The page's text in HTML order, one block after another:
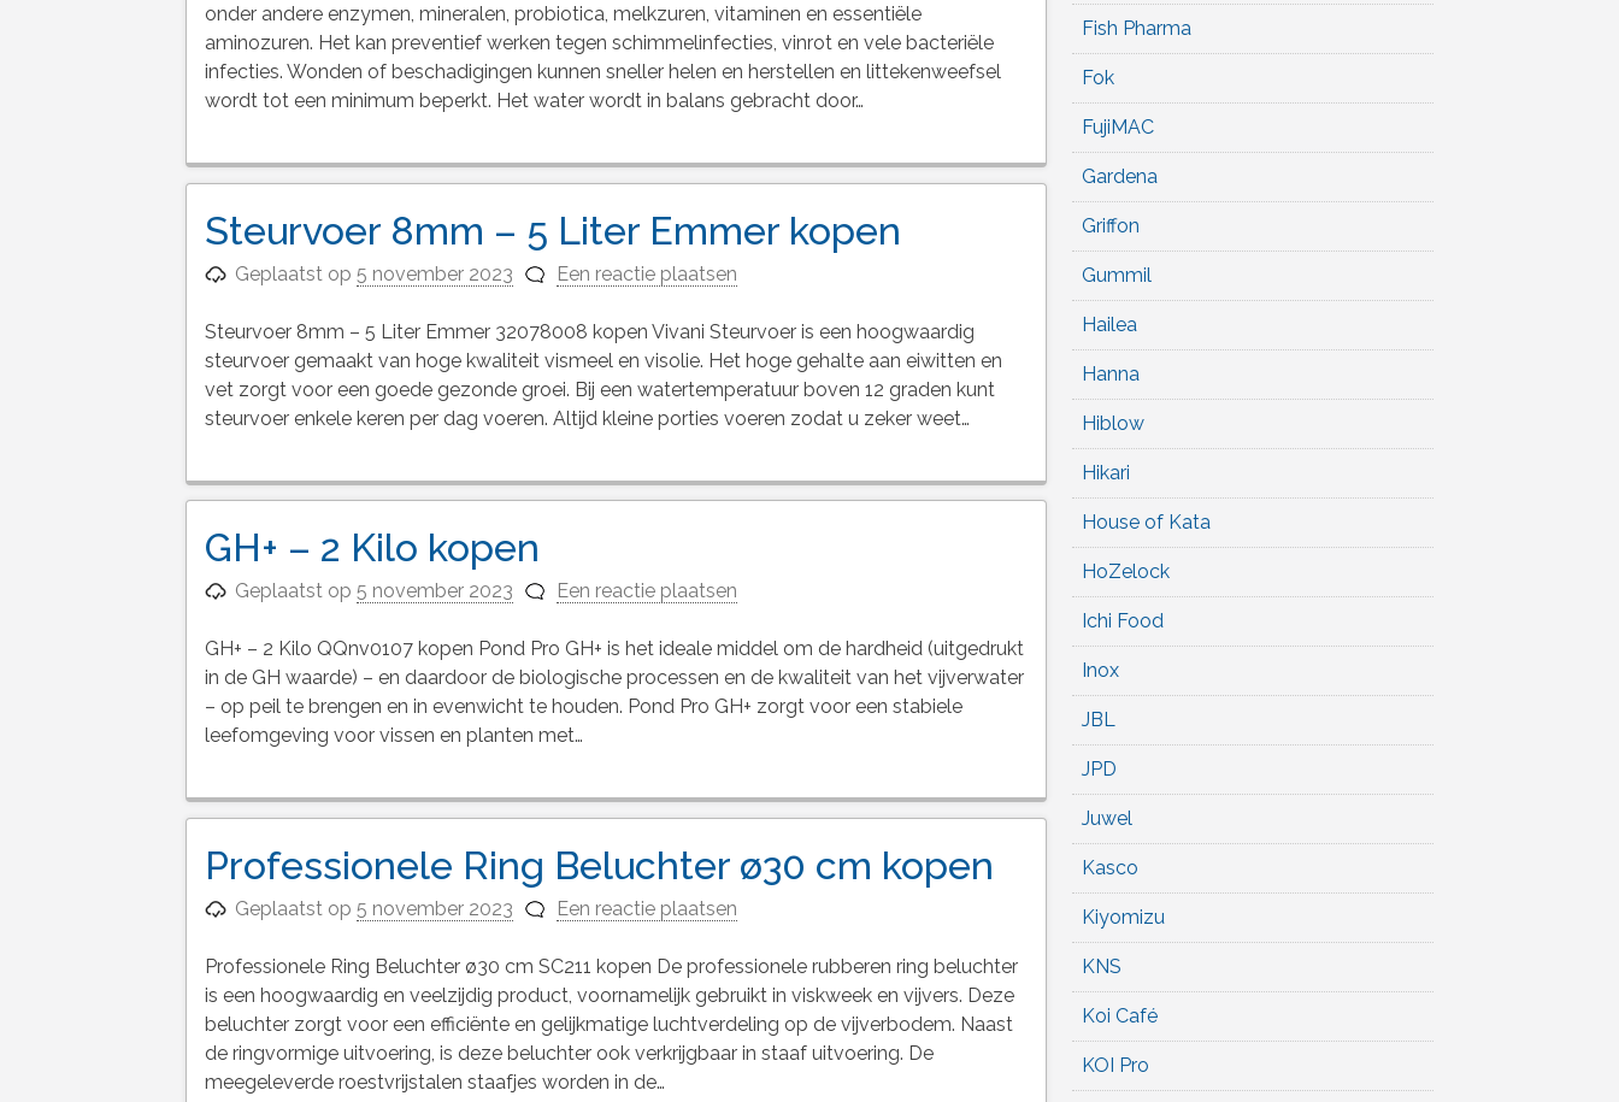
onder andere enzymen, mineralen, probiotica, melkzuren, vitaminen en essentiële
aminozuren. Het kan preventief werken tegen schimmelinfecties, vinrot en vele bacteriële
infecties. Wonden of beschadigingen kunnen sneller helen en herstellen en littekenweefsel
wordt tot een minimum beperkt. Het water wordt in balans gebracht door…
Steurvoer 8mm – 5 Liter Emmer kopen
Geplaatst op5 november 2023 Een reactie plaatsen
Steurvoer 8mm – 5 Liter Emmer 32078008 kopen Vivani Steurvoer is een hoogwaardig
steurvoer gemaakt van hoge kwaliteit vismeel en visolie. Het hoge gehalte aan eiwitten en
vet zorgt voor een goede gezonde groei. Bij een watertemperatuur boven 12 graden kunt
steurvoer enkele keren per dag voeren. Altijd kleine porties voeren zodat u zeker weet…
GH+ – 2 Kilo kopen
Geplaatst op5 november 2023 Een reactie plaatsen
GH+ – 2 Kilo QQnv0107 kopen Pond Pro GH+ is het ideale middel om de hardheid (uitgedrukt
in de GH waarde) – en daardoor de biologische processen en de kwaliteit van het vijverwater
– op peil te brengen en in evenwicht te houden. Pond Pro GH+ zorgt voor een stabiele
leefomgeving voor vissen en planten met…
Professionele Ring Beluchter ø30 cm kopen
Geplaatst op5 november 2023 Een reactie plaatsen
Professionele Ring Beluchter ø30 cm SC211 kopen De professionele rubberen ring beluchter
is een hoogwaardig en veelzijdig product, voornamelijk gebruikt in viskweek en vijvers. Deze
beluchter zorgt voor een efficiënte en gelijkmatige luchtverdeling op de vijverbodem. Naast
de ringvormige uitvoering, is deze beluchter ook verkrijgbaar in staaf uitvoering. De
meegeleverde roestvrijstalen staafjes worden in de…
Fish Pharma
Fok
FujiMAC
Gardena
Griffon
Gummil
Hailea
Hanna
Hiblow
Hikari
House of Kata
HoZelock
Ichi Food
Inox
JBL
JPD
Juwel
Kasco
Kiyomizu
KNS
Koi Café
KOI Pro